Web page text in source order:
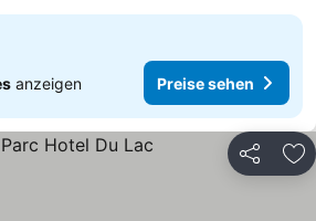
anzeigen Preise sehen
Teilen